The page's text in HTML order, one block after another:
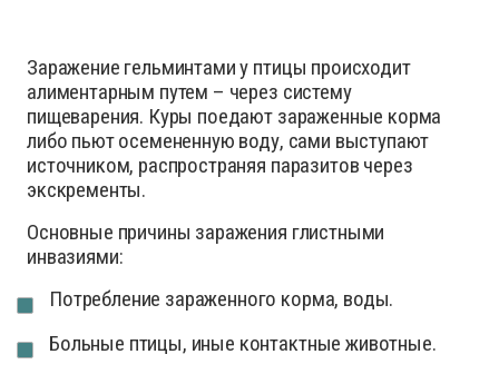
Заражение гельминтами у птицы происходит
алиментарным путем – через систему
пищеварения. Куры поедают зараженные корма
либо пьют осемененную воду, сами выступают
источником, распространяя паразитов через
экскременты.
Основные причины заражения глистными
инвазиями:
Потребление зараженного корма, воды.
Больные птицы, иные контактные животные.